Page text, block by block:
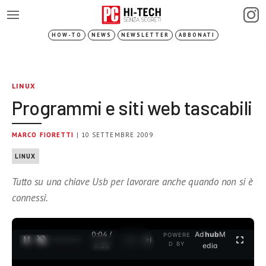
HOW-TO NEWS NEWSLETTER ABBONATI
LINUX
Programmi e siti web tascabili
MARCO FIORETTI | 10 SETTEMBRE 2009
LINUX
Tutto su una chiave Usb per lavorare anche quando non si è
connessi.
0:05 /
3:35
POWERE
D BY
AdhubM
edia